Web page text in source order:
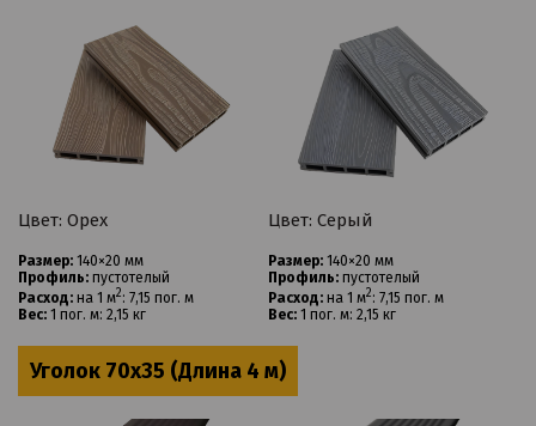
Цвет: Ореx
Размер: 140×20 мм
Профиль: пустотелый
Расход: на 1 м2: 7,15 пог. м
Вес: 1 пог. м: 2,15 кг
Цвет: Серый
Размер: 140×20 мм
Профиль: пустотелый
Расход: на 1 м2: 7,15 пог. м
Вес: 1 пог. м: 2,15 кг
Уголок 70x35 (Длина 4 м)